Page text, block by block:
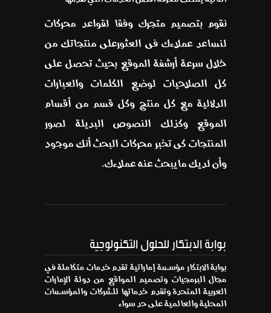
نقوم بتصميم متجرك وفقا لقواعد محركات
لنساعد عملاءك فى العثورعلى منتجاتك من
خلال سرعة أرشفة الموقع بحيث تحصل على
كل الصلاحيات لوضع الكلمات والعبارات
الدلالية مع كل منتج وكل قسم من أقسام
الموقع وكذلك النصوص البديلة لصور
المنتجات كى تخبر محركات البحث أنك موجود
وأن لديك مايبحث عنه عملاءك.
بوابة الابتكار للحلول التكنولوجية
بوابة الابتكار مؤسسة إماراتية تقدم خدمات متكاملة في
مجال البرمجيات وتصميم المواقع من دولة الإمارات
العربية المتحدة وتقدم خدماتها للشركات والمؤسسات
المحلية والعالمية على حد سواء